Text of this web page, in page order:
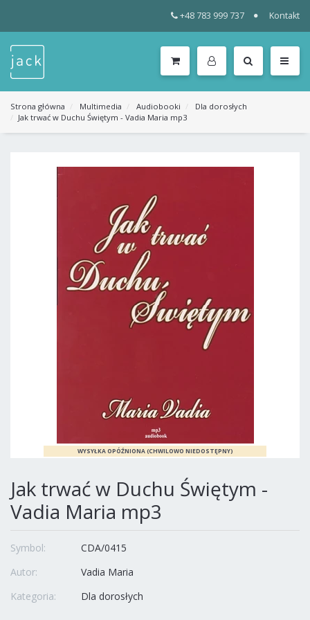
+48 783 999 737 Kontakt
KATEGORIE
MENU
Strona główna Multimedia Audiobooki
Dla dorosłych
Jak trwać w Duchu Świętym - Vadia Maria mp3
Jak trwać w Duchu Świętym -
Vadia Maria mp3
Symbol:
CDA/0415
Autor:
Vadia Maria
Kategoria:
Dla dorosłych